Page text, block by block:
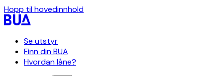
Hopp til hovedinnhold
Se utstyr
Finn din BUA
Hvordan låne?